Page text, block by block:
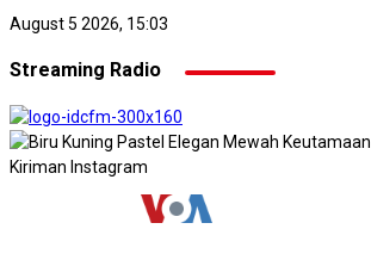
August 5 2026, 15:03
Streaming Radio